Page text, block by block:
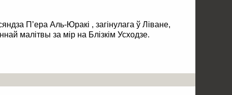
П’ера Аль-Юракі , загінулага ў Ліване,
малітвы за мір на Блізкім Усходзе.